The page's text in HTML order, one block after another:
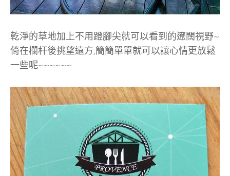
乾淨的草地加上不用蹬腳尖就可以看到的遼闊視野~
倚在欄杆後挑望遠方,簡簡單單就可以讓心情更放鬆
一些呢~~~~~~